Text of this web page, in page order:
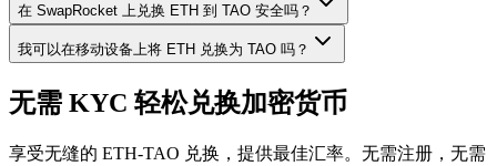
在 SwapRocket 上兑换 ETH 到 TAO 安全吗？
我可以在移动设备上将 ETH 兑换为 TAO 吗？
无需 KYC 轻松兑换加密货币
享受无缝的 ETH-TAO 兑换，提供最佳汇率。无需注册，无需